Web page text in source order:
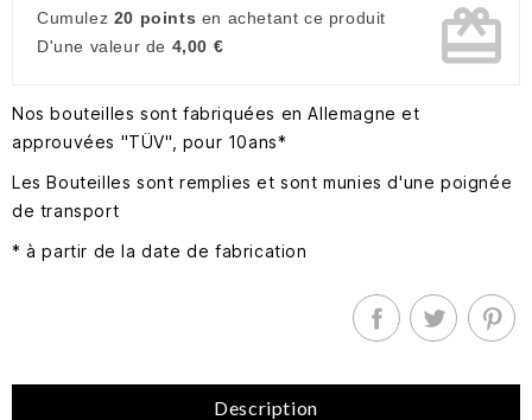
Cumulez 20 points en achetant ce produit
D'une valeur de 4,00 € card_giftcard
Nos bouteilles sont fabriquées en Allemagne et
approuvées "TÜV", pour 10ans*
Les Bouteilles sont remplies et sont munies d'une poignée
de transport
* à partir de la date de fabrication
Description